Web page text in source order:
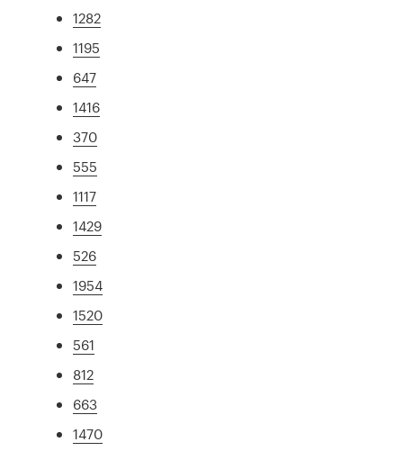
1282
1195
647
1416
370
555
1117
1429
526
1954
1520
561
812
663
1470